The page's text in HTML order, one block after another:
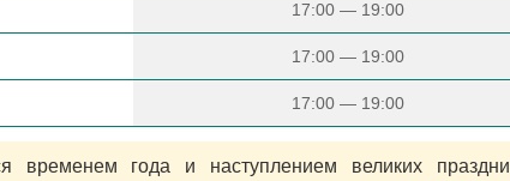
17:00 — 19:00
17:00 — 19:00
17:00 — 19:00
временем года и наступлением великих